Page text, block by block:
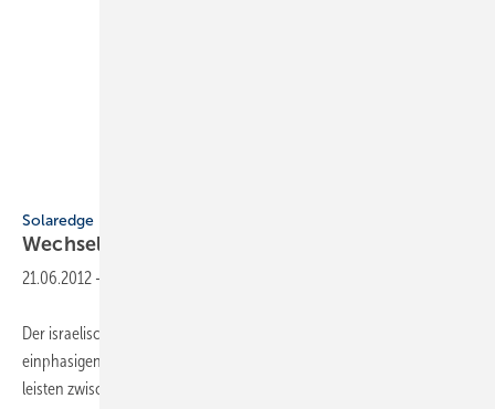
Solaredge
Wechselrichter für
21.06.2012 -
Der israelische Hersteller Solaredge Technologies hat einen neuen,
einphasigen Solarwechselrichter auf den Markt gebracht. Vier Geräte
leisten zwischen 3 und 4,4 kW. Ihr europäischer Wirkungsgrad